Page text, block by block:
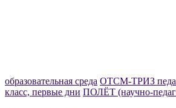
образовательная среда ОТСМ-ТРИЗ
класс, первые дни ПОЛЁТ (научно-